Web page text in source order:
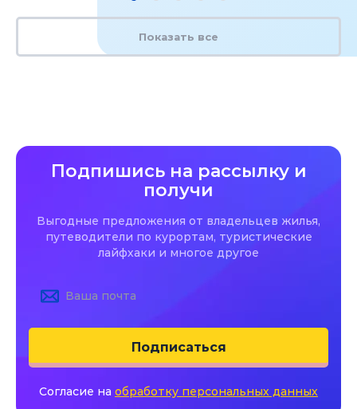
Показать все
Подпишись на рассылку и
получи
Выгодные предложения от владельцев жилья,
путеводители по курортам, туристические
лайфхаки и многое другое
Подписаться
Согласие на обработку персональных данных